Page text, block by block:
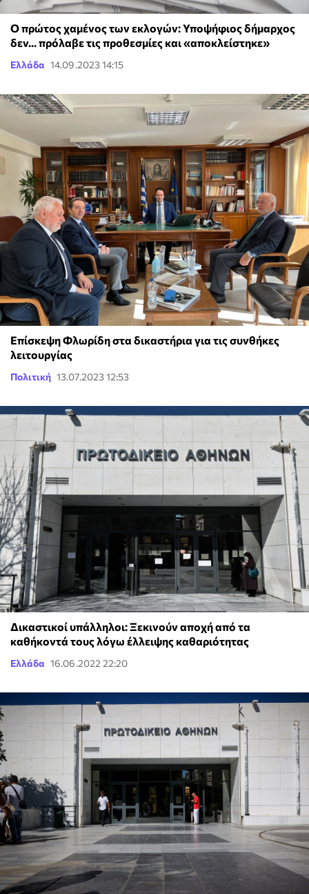
Ο πρώτος χαμένος των εκλογών: Υποψήφιος δήμαρχος
δεν... πρόλαβε τις προθεσμίες και «αποκλείστηκε»
Ελλάδα 14.09.2023 14:15
Επίσκεψη Φλωρίδη στα δικαστήρια για τις συνθήκες
λειτουργίας
Πολιτική 13.07.2023 12:53
Δικαστικοί υπάλληλοι: Ξεκινούν αποχή από τα
καθήκοντά τους λόγω έλλειψης καθαριότητας
Ελλάδα 16.06.2022 22:20